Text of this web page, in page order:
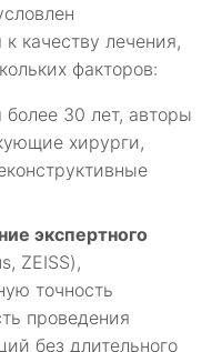
качеству лечения,
факторов:
30 лет, авторы
хирурги,
экспертного
ZEISS),
точность
проведения
без длительного